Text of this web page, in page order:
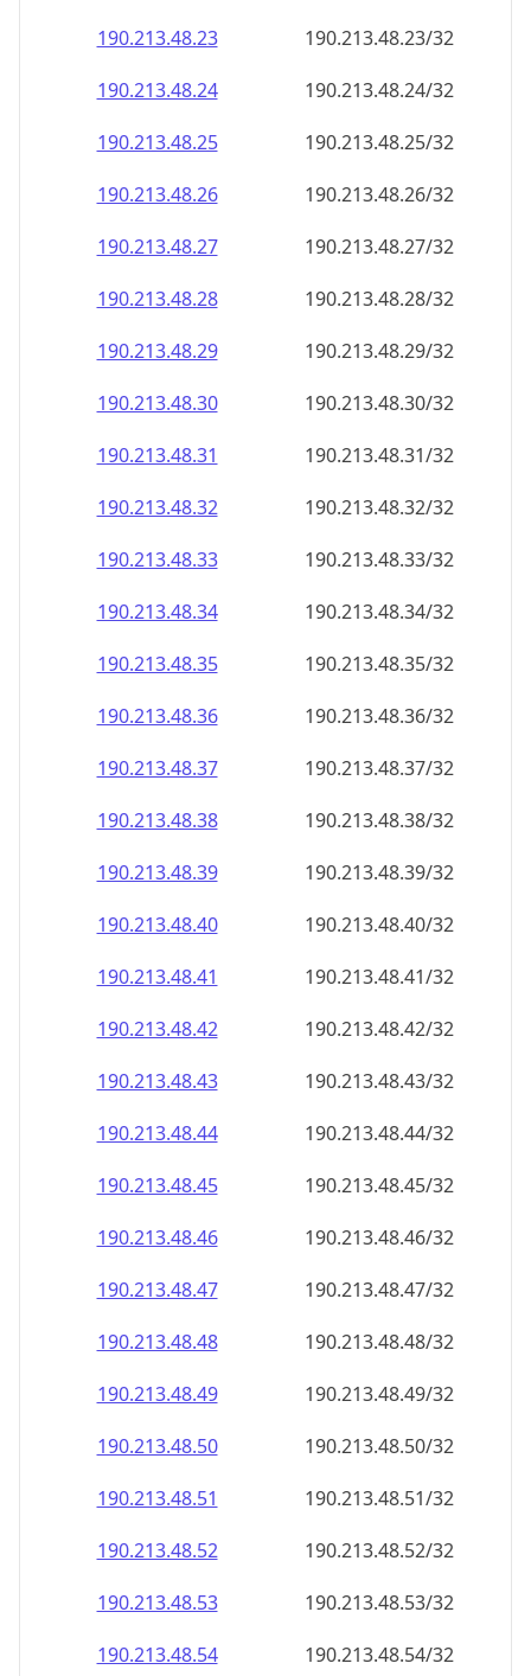
190.213.48.23
190.213.48.23/32
190.213.48.24
190.213.48.24/32
190.213.48.25
190.213.48.25/32
190.213.48.26
190.213.48.26/32
190.213.48.27
190.213.48.27/32
190.213.48.28
190.213.48.28/32
190.213.48.29
190.213.48.29/32
190.213.48.30
190.213.48.30/32
190.213.48.31
190.213.48.31/32
190.213.48.32
190.213.48.32/32
190.213.48.33
190.213.48.33/32
190.213.48.34
190.213.48.34/32
190.213.48.35
190.213.48.35/32
190.213.48.36
190.213.48.36/32
190.213.48.37
190.213.48.37/32
190.213.48.38
190.213.48.38/32
190.213.48.39
190.213.48.39/32
190.213.48.40
190.213.48.40/32
190.213.48.41
190.213.48.41/32
190.213.48.42
190.213.48.42/32
190.213.48.43
190.213.48.43/32
190.213.48.44
190.213.48.44/32
190.213.48.45
190.213.48.45/32
190.213.48.46
190.213.48.46/32
190.213.48.47
190.213.48.47/32
190.213.48.48
190.213.48.48/32
190.213.48.49
190.213.48.49/32
190.213.48.50
190.213.48.50/32
190.213.48.51
190.213.48.51/32
190.213.48.52
190.213.48.52/32
190.213.48.53
190.213.48.53/32
190.213.48.54
190.213.48.54/32